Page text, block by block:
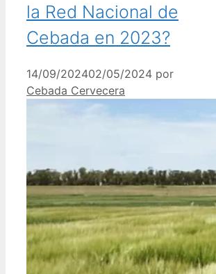
la Red Nacional de
Cebada en 2023?
14/09/202402/05/2024 por
Cebada Cervecera